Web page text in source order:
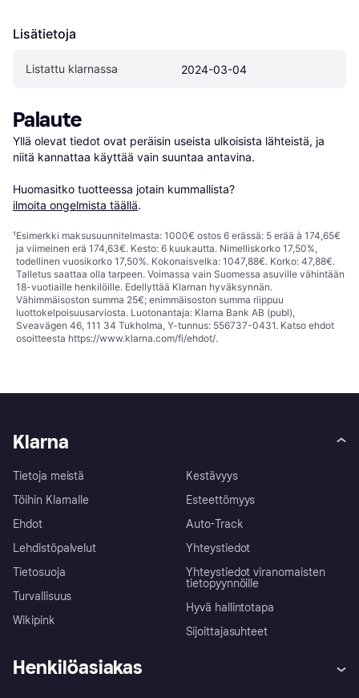
Lisätietoja
Listattu klarnassa 2024-03-04
Palaute
Yllä olevat tiedot ovat peräisin useista ulkoisista lähteistä, ja
niitä kannattaa käyttää vain suuntaa antavina.
Huomasitko tuotteessa jotain kummallista?
ilmoita ongelmista täällä.
¹Esimerkki maksusuunnitelmasta: 1000€ ostos 6 erässä: 5 erää à 174,65€
ja viimeinen erä 174,63€. Kesto: 6 kuukautta. Nimelliskorko 17,50%,
todellinen vuosikorko 17,50%. Kokonaisvelka: 1047,88€. Korko: 47,88€.
Talletus saattaa olla tarpeen. Voimassa vain Suomessa asuville vähintään
18-vuotiaille henkilöille. Edellyttää Klarnan hyväksynnän.
Vähimmäisoston summa 25€; enimmäisoston summa riippuu
luottokelpoisuusarviosta. Luotonantaja: Klarna Bank AB (publ),
Sveavägen 46, 111 34 Tukholma, Y-tunnus: 556737-0431. Katso ehdot
osoitteesta https://www.klarna.com/fi/ehdot/.
Klarna
Tietoja meistä
Töihin Klarnalle
Ehdot
Lehdistöpalvelut
Tietosuoja
Turvallisuus
Wikipink
Kestävyys
Esteettömyys
Auto-Track
Yhteystiedot
Yhteystiedot viranomaisten
tietopyynnöille
Hyvä hallintotapa
Sijoittajasuhteet
Henkilöasiakas